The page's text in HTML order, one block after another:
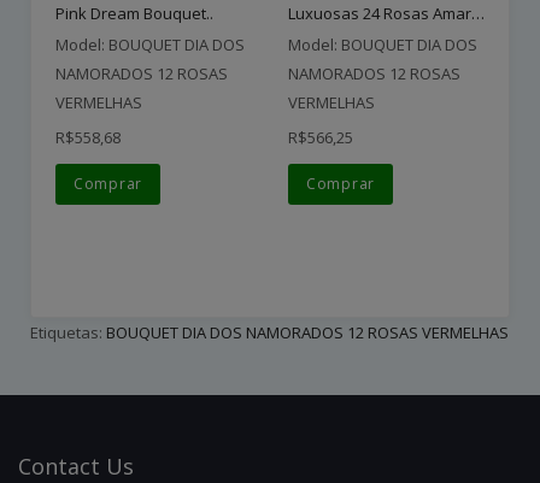
Pink Dream Bouquet..
Model: BOUQUET DIA DOS
NAMORADOS 12 ROSAS
VERMELHAS
R$558,68
Comprar
Luxuosas 24 Rosas Amarela..
Model: BOUQUET DIA DOS
NAMORADOS 12 ROSAS
VERMELHAS
R$566,25
Comprar
Etiquetas: BOUQUET DIA DOS NAMORADOS 12 ROSAS VERMELHAS
Contact Us